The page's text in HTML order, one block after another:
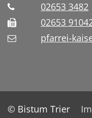
02653 3482
02653
pfarrei-
© Bistum Trier